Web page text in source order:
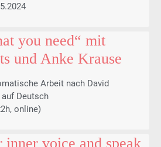
you need“ mit
und Anke Krause
Arbeit nach David
Deutsch
online)
voice and speak